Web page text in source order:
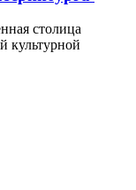
столица
культурной